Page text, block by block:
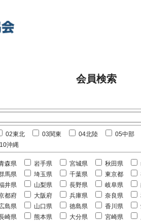
会員検索
02東北 03関東 04北陸 05中部
10沖縄
森県 岩手県 宮城県 秋田県
馬県 埼玉県 千葉県 東京都
井県 山梨県 長野県 岐阜県
都府 大阪府 兵庫県 奈良県
島県 山口県 徳島県 香川県
崎県 熊本県 大分県 宮崎県